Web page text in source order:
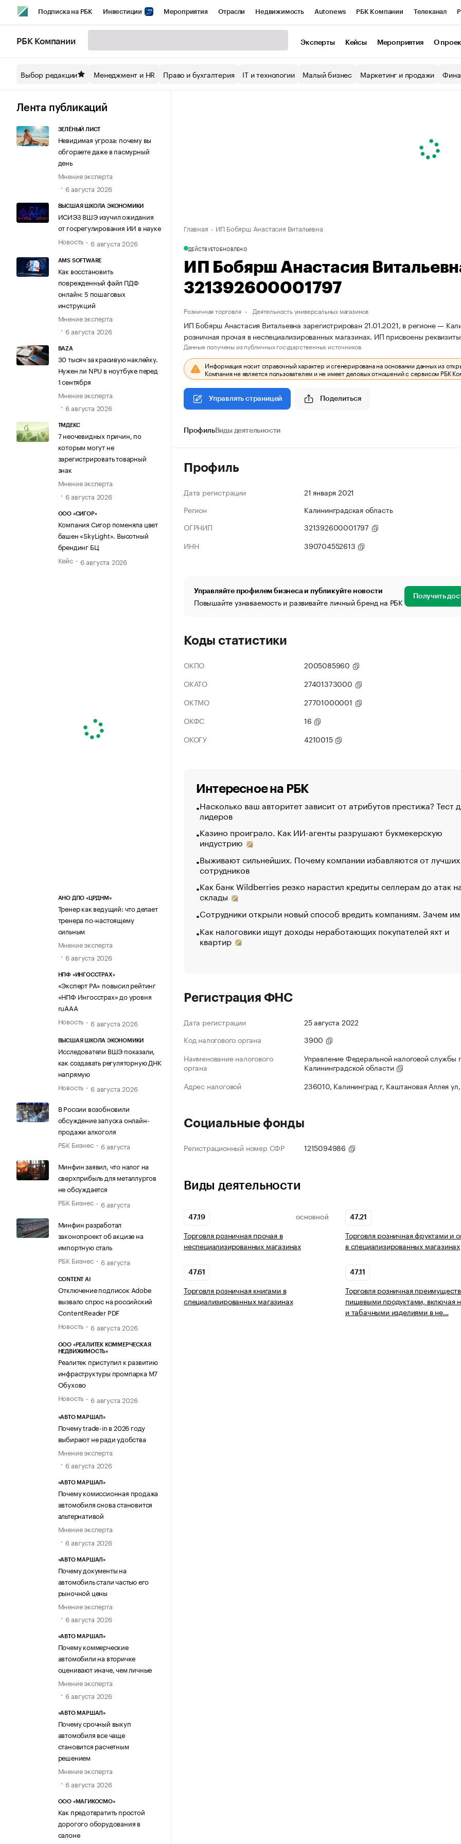
Подписка на РБК Инвестиции Мероприятия Отрасли Недвижимость Autonews РБК Компании Телеканал
Спецпроекты СПб Конференции СПб Спецпроекты Экономика Бизнес
Технологии и медиа
РБК Компании Эксперты Кейсы Мероприятия О
Выбор редакции Менеджмент и HR Право и бухгалтерия IT и технологии Малый бизнес Маркетинг и продажи
Лента публикаций
ЗЕЛЁНЫЙ ЛИСТ
Невидимая угроза: почему вы
обгораете даже в пасмурный
день
Мнение эксперта
6 августа 2026
ВЫСШАЯ ШКОЛА ЭКОНОМИКИ
ИСИЭЗ ВШЭ изучил ожидания
от госрегулирования ИИ в науке
Новость
6 августа 2026
AMS SOFTWARE
Как восстановить
поврежденный файл ПДФ
онлайн: 5 пошаговых
инструкций
Мнение эксперта
6 августа 2026
BAZA
30 тысяч за красивую наклейку.
Нужен ли NPU в ноутбуке перед
1 сентября
Мнение эксперта
6 августа 2026
ТМДЕКС
7 неочевидных причин, по
которым могут не
зарегистрировать товарный
знак
Мнение эксперта
6 августа 2026
ООО «СИГОР»
Компания Сигор поменяла цвет
башен «SkyLight». Высотный
брендинг БЦ
Кейс
6 августа 2026
АНО ДПО «ЦРДНМ»
Тренер как ведущий: что делает
тренера по-настоящему
сильным
Мнение эксперта
6 августа 2026
НПФ «ИНГОССТРАХ»
«Эксперт РА» повысил рейтинг
«НПФ Ингосстрах» до уровня
ruAAA
Новость
6 августа 2026
ВЫСШАЯ ШКОЛА ЭКОНОМИКИ
Исследователи ВШЭ показали,
как создавать регуляторную ДНК
напрямую
Новость
6 августа 2026
В России возобновили
обсуждение запуска онлайн-
продажи алкоголя
РБК Бизнес
6 августа
Минфин заявил, что налог на
сверхприбыль для металлургов
не обсуждается
РБК Бизнес
6 августа
Минфин разработал
законопроект об акцизе на
импортную сталь
РБК Бизнес
6 августа
CONTENT AI
Отключение подписок Adobe
вызвало спрос на российский
ContentReader PDF
Новость
6 августа 2026
ООО «РЕАЛИТЕК КОММЕРЧЕСКАЯ
НЕДВИЖИМОСТЬ»
Реалитек приступил к развитию
инфраструктуры промпарка М7
Обухово
Новость
6 августа 2026
«АВТО МАРШАЛ»
Почему trade-in в 2026 году
выбирают не ради удобства
Мнение эксперта
6 августа 2026
«АВТО МАРШАЛ»
Почему комиссионная продажа
автомобиля снова становится
альтернативой
Мнение эксперта
6 августа 2026
«АВТО МАРШАЛ»
Почему документы на
автомобиль стали частью его
рыночной цены
Мнение эксперта
6 августа 2026
«АВТО МАРШАЛ»
Почему коммерческие
автомобили на вторичке
оценивают иначе, чем личные
Мнение эксперта
6 августа 2026
«АВТО МАРШАЛ»
Почему срочный выкуп
автомобиля все чаще
становится расчетным
решением
Мнение эксперта
6 августа 2026
ООО «МАГИКОСМО»
Как предотвратить простой
дорогого оборудования в
салоне
Главная ИП Бобярш Анастасия Витальевна
ДЕЙСТВУЕТОБНОВЛЕНО
ИП Бобярш Анастасия
321392600001797
Розничная торговля Деятельность универсальных магазинов
ИП Бобярш Анастасия Витальевна зарегистрирован 21.01.2021, в регионе —
розничная прочая в неспециализированных магазинах. ИП присвоены
Данные получены из публичных государственных источников.
Информация носит справочный характер и сгенерирована на основании данных из
Компания не является пользователем и не имеет деловых отношений с сервисом РБК
Управлять страницей Поделиться
ПрофильВиды деятельности
Профиль
Дата регистрации
21 января 2021
Регион
Калининградская область
ОГРНИП
321392600001797
ИНН
390704552613
Управляйте профилем бизнеса и публикуйте новости
Повышайте узнаваемость и развивайте личный бренд на РБК Получить
Коды статистики
ОКПО
2005085960
ОКАТО
27401373000
ОКТМО
27701000001
ОКФС
16
ОКОГУ
4210015
Интересное на РБК
Насколько ваш авторитет зависит от атрибутов престижа? Тест
лидеров
Казино проиграло. Как ИИ-агенты разрушают букмекерскую
индустрию
Выживают сильнейших. Почему компании избавляются от лучших
сотрудников
Как банк Wildberries резко нарастил кредиты селлерам до атак
склады
Сотрудники открыли новый способ вредить компаниям. Зачем
Как налоговики ищут доходы неработающих покупателей яхт и
квартир
Регистрация ФНС
Дата регистрации
25 августа 2022
Код налогового органа
3900
Наименование налогового
органа
Управление Федеральной налоговой службы
Калининградской области
Адрес налоговой
236010, Калининград г, Каштановая Аллея
Социальные фонды
Регистрационный номер СФР 1215094986
Виды деятельности
47.19 ОСНОВНОЙ
Торговля розничная прочая в
неспециализированных магазинах
47.21
Торговля розничная фруктами и
в специализированных магазинах
47.61
Торговля розничная книгами в
специализированных магазинах
47.11
Торговля розничная
пищевыми продуктами, включая
и табачными изделиями в не…